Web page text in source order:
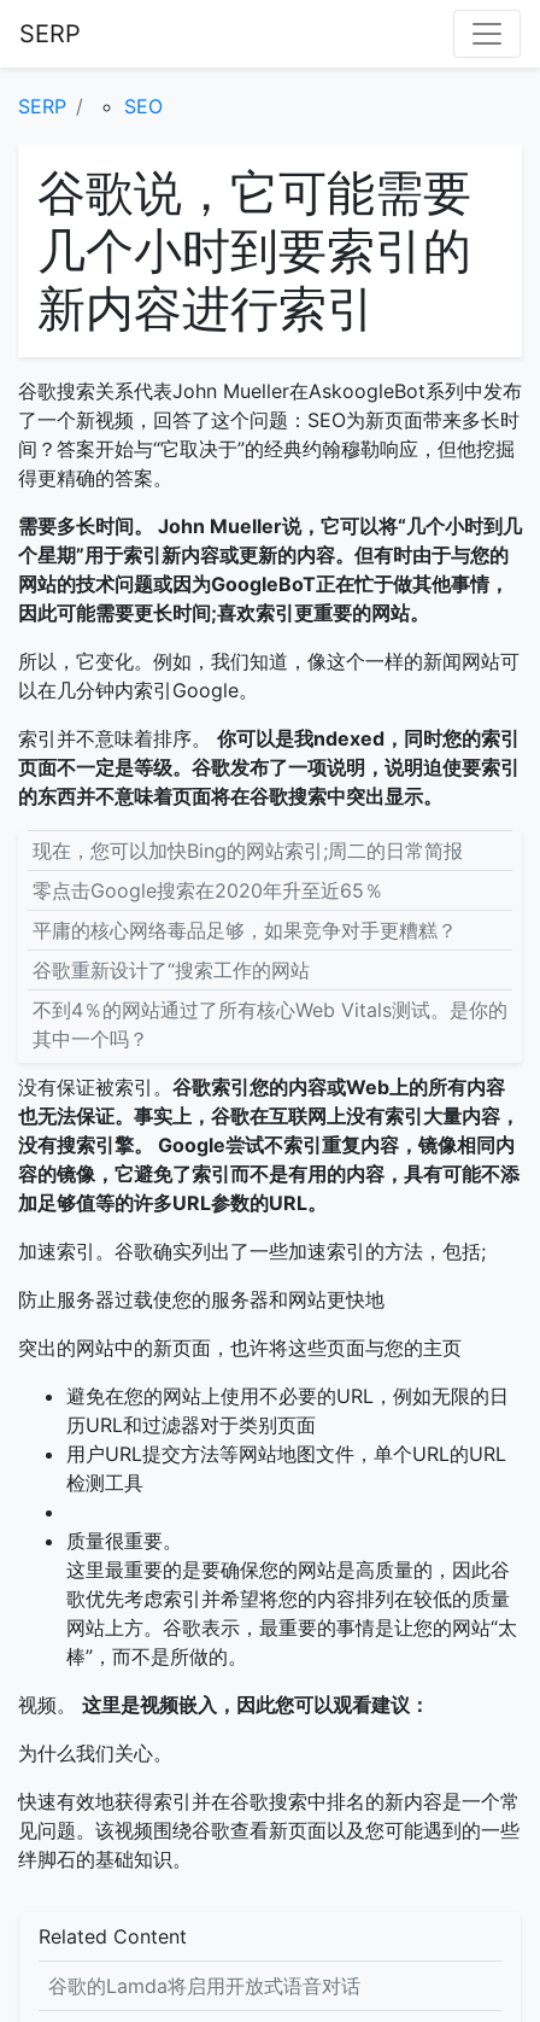
SERP
SERP SEO
谷歌说，它可能需要
几个小时到要索引的
新内容进行索引
谷歌搜索关系代表John Mueller在AskoogleBot系列中发布
了一个新视频，回答了这个问题：SEO为新页面带来多长时
间？答案开始与“它取决于”的经典约翰穆勒响应，但他挖掘
得更精确的答案。
需要多长时间。 John Mueller说，它可以将“几个小时到几
个星期”用于索引新内容或更新的内容。但有时由于与您的
网站的技术问题或因为GoogleBoT正在忙于做其他事情，
因此可能需要更长时间;喜欢索引更重要的网站。
所以，它变化。例如，我们知道，像这个一样的新闻网站可
以在几分钟内索引Google。
索引并不意味着排序。 你可以是我ndexed，同时您的索引
页面不一定是等级。谷歌发布了一项说明，说明迫使要索引
的东西并不意味着页面将在谷歌搜索中突出显示。
现在，您可以加快Bing的网站索引;周二的日常简报
零点击Google搜索在2020年升至近65％
平庸的核心网络毒品足够，如果竞争对手更糟糕？
谷歌重新设计了“搜索工作的网站
不到4％的网站通过了所有核心Web Vitals测试。是你的
其中一个吗？
没有保证被索引。 谷歌索引您的内容或Web上的所有内容
也无法保证。事实上，谷歌在互联网上没有索引大量内容，
没有搜索引擎。 Google尝试不索引重复内容，镜像相同内
容的镜像，它避免了索引而不是有用的内容，具有可能不添
加足够值等的许多URL参数的URL。
加速索引。谷歌确实列出了一些加速索引的方法，包括;
防止服务器过载使您的服务器和网站更快地
突出的网站中的新页面，也许将这些页面与您的主页
避免在您的网站上使用不必要的URL，例如无限的日
历URL和过滤器对于类别页面
用户URL提交方法等网站地图文件，单个URL的URL
检测工具
质量很重要。
这里最重要的是要确保您的网站是高质量的，因此谷
歌优先考虑索引并希望将您的内容排列在较低的质量
网站上方。谷歌表示，最重要的事情是让您的网站“太
棒”，而不是所做的。
视频。 这里是视频嵌入，因此您可以观看建议：
为什么我们关心。
快速有效地获得索引并在谷歌搜索中排名的新内容是一个常
见问题。该视频围绕谷歌查看新页面以及您可能遇到的一些
绊脚石的基础知识。
Related Content
谷歌的Lamda将启用开放式语音对话